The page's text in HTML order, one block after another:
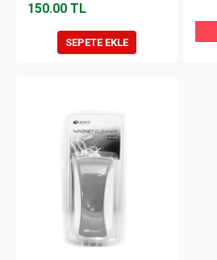
150.00TL
SEPETE EKLE